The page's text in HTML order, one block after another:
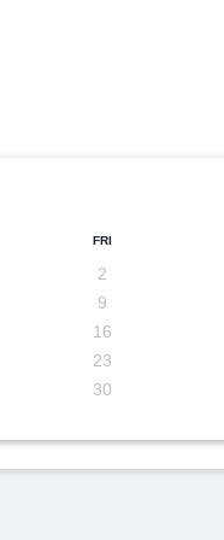
FRI
2
9
16
23
30